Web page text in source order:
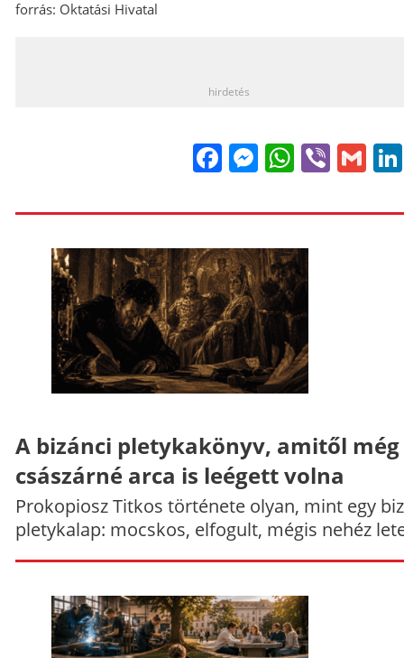
forrás: Oktatási Hivatal
hirdetés
FacebookViber
A bizánci pletykakönyv, amitől még
császárné arca is leégett volna
Prokopiosz Titkos története olyan, mint egy
pletykalap: mocskos, elfogult, mégis nehéz